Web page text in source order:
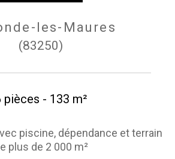
les-Maures
(83250)
pièces - 133 m²
piscine, dépendance et terrain
plus de 2 000 m²
LES CRITÈRES
COEUR EXCLUSIVITÉS